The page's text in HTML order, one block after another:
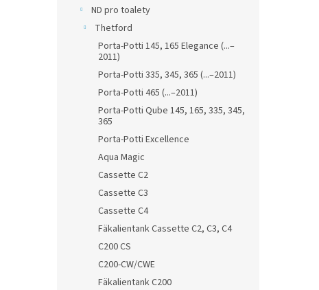
ND pro toalety
Thetford
Porta-Potti 145, 165 Elegance (...–
2011)
Porta-Potti 335, 345, 365 (...–2011)
Porta-Potti 465 (...–2011)
Porta-Potti Qube 145, 165, 335, 345,
365
Porta-Potti Excellence
Aqua Magic
Cassette C2
Cassette C3
Cassette C4
Fäkalientank Cassette C2, C3, C4
C200 CS
C200-CW/CWE
Fäkalientank C200